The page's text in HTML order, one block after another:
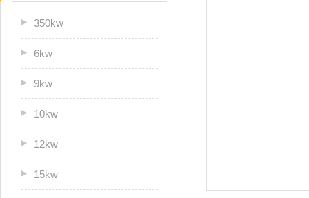
350kw
6kw
9kw
10kw
12kw
15kw